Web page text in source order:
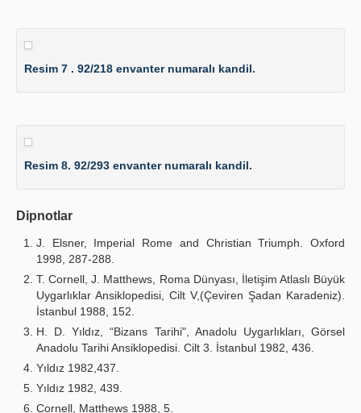
Resim 7 . 92/218 envanter numaralı kandil.
Resim 8. 92/293 envanter numaralı kandil.
Dipnotlar
J. Elsner, Imperial Rome and Christian Triumph. Oxford
1998, 287-288.
T. Cornell, J. Matthews, Roma Dünyası, İletişim Atlaslı Büyük
Uygarlıklar Ansiklopedisi, Cilt V,(Çeviren Şadan Karadeniz).
İstanbul 1988, 152.
H. D. Yıldız, “Bizans Tarihi", Anadolu Uygarlıkları, Görsel
Anadolu Tarihi Ansiklopedisi. Cilt 3. İstanbul 1982, 436.
Yıldız 1982,437.
Yıldız 1982, 439.
Cornell, Matthews 1988, 5.